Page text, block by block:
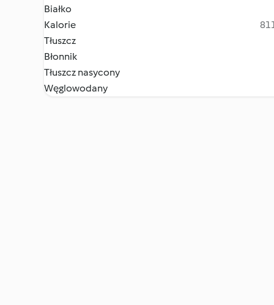
Białko
Kalorie
Tłuszcz
Błonnik
Tłuszcz nasycony
Węglowodany